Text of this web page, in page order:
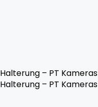
Halterung – PT Kameras
Halterung – PT Kameras